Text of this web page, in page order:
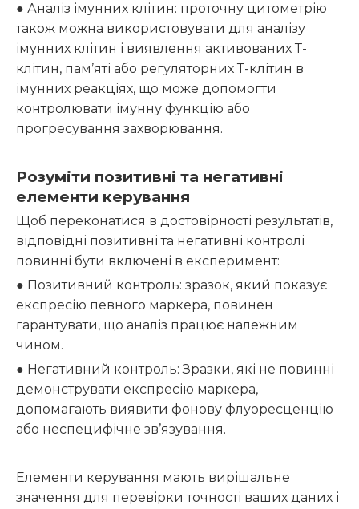
● Аналіз імунних клітин: проточну цитометрію
також можна використовувати для аналізу
імунних клітин і виявлення активованих Т-
клітин, пам’яті або регуляторних Т-клітин в
імунних реакціях, що може допомогти
контролювати імунну функцію або
прогресування захворювання.
Розуміти позитивні та негативні
елементи керування
Щоб переконатися в достовірності результатів,
відповідні позитивні та негативні контролі
повинні бути включені в експеримент:
● Позитивний контроль: зразок, який показує
експресію певного маркера, повинен
гарантувати, що аналіз працює належним
чином.
● Негативний контроль: Зразки, які не повинні
демонструвати експресію маркера,
допомагають виявити фонову флуоресценцію
або неспецифічне зв’язування.
Елементи керування мають вирішальне
значення для перевірки точності ваших даних і